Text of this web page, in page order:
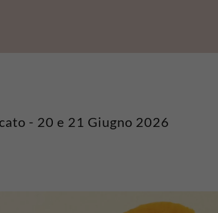
- 20 e 21 Giugno 2026